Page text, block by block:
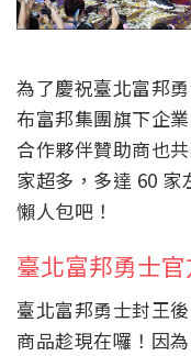
為了慶祝臺北富邦
布富邦集團旗下企
合作夥伴贊助商也
家超多，多達 60
懶人包吧！
臺北富邦勇士
臺北富邦勇士封王
商品趁現在囉！因